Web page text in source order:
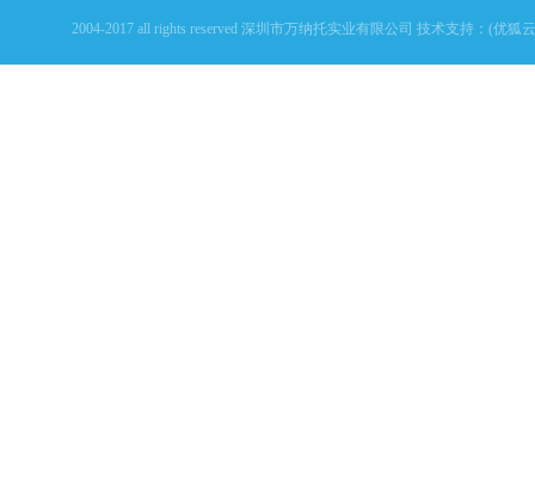
2004-2017 all rights reserved 深圳市万纳托实业有限公司 技术支持： (优狐